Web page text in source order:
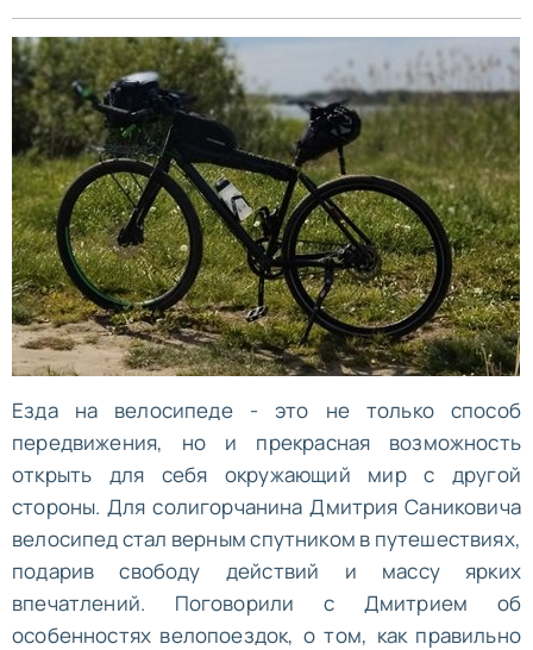
Езда на велосипеде - это не только способ
передвижения, но и прекрасная возможность
открыть для себя окружающий мир с другой
стороны. Для солигорчанина Дмитрия Саниковича
велосипед стал верным спутником в путешествиях,
подарив свободу действий и массу ярких
впечатлений. Поговорили с Дмитрием об
особенностях велопоездок, о том, как правильно